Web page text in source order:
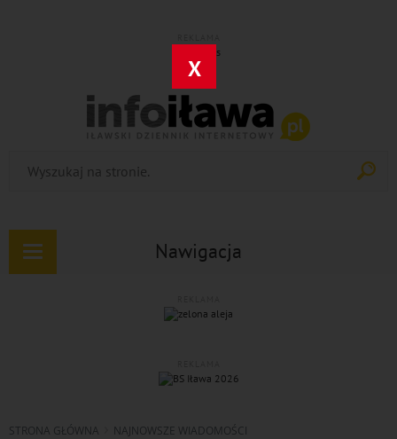
X
Nawigacja
Rozwiń
STRONA GŁÓWNA NAJNOWSZE WIADOMOŚCI